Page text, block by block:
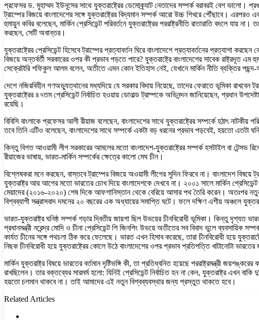
প্রফেসর ড. মুহাম্মদ ইউনূসের সাথে যুক্তরাষ্ট্রের ডেমোক্র্যাট নেতাদের সম্পর্ক বরাবরই বেশ ভালো।
ট্রাম্পের বিজয়ে বাংলাদেশের সঙ্গে যুক্তরাষ্ট্রের বিদ্যমান সম্পর্ক আরো উচ্চ শিখরে পৌঁছাবে। এরপরও
হুমায়ুন কবির বলেছেন, মার্কিন প্রেসিডেন্ট পরিবর্তনে যুক্তরাষ্ট্রের পররাষ্ট্রনীতি রাতারাতি বদলে যায়
করছেন, সেটি অবান্তর।
যুক্তরাষ্ট্রের প্রেসিডেন্ট হিসেবে ট্রাম্পের প্রত্যাবর্তন ঘিরে বাংলাদেশে প্রত্যাবর্তনের প্রত্যাশা
বিজয়ে অন্তর্বর্তী সরকারের ওপর কী প্রভাব পড়তে পারে? যুক্তরাষ্ট্রে বাংলাদেশের সাবেক রাষ্ট্রদূত
সেক্রেটারি শফিকুল আলম বলেন, অতীতে এমন কোন ইতিহাস নেই, যেখানে মার্কিন নীতি ব্যক্তির পছন্দ-
দেশে নজিরবিহীন গণঅভ্যুত্থানের মধ্যদিয়ে যে সরকার বিদায় নিয়েছে, তাদের ফেরাতে ভূমিকা রাখবেন
যুক্তরাষ্ট্রের ৪৭তম প্রেসিডেন্ট নির্বাচিত হওয়ায় ডোনাল্ড ট্রাম্পকে অভিনন্দন জানিয়েছেন,
রয়েছি।
বিবিসি বাংলাকে প্রফেসর আলী রীয়াজ বলেছেন, বাংলাদেশের সাথে যুক্তরাষ্ট্রের সম্পর্কে হঠাৎ
তবে তিনি এটিও বলেছেন, বাংলাদেশের সাথে সম্পর্কে একটা বড় ধরনের প্রভাব পড়বেই, হয়তো এতটা
কিন্তু বিগত আওয়ামী লীগ সরকারের আমলের মতো বাংলাদেশ-যুক্তরাষ্ট্রের সম্পর্ক হসটাইল বা টেন্সড
রীয়াজের ভাষায়, ভারত-মার্কিন সম্পর্কের ক্ষেত্রে কালো মেঘ চীন।
বিশ্লেষকরা মনে করছেন, বাস্তবে ট্রাম্পের বিজয়ে অওয়ামী লীগের সুদিন ফিরবে না। বাংলাদেশ
যুক্তরাষ্ট্র আর আগের মতো ভারতের চোখ দিয়ে বাংলাদেশকে দেখবে না। ২০০১ সালে মার্কিন
মেয়াদের (২০১৬-২০২০) শেষ দিকে আফগানিস্তান থেকে বেরিয়ে আসার পথ তৈরি করেন। অতঃপর নতুন
বিশ্বব্যাপী সন্ত্রাসবাদ দমনের ২০ বছরের এক অধ্যায়ের সমাপ্তি ঘটে। ফলে দক্ষিণ এশীয় অঞ্চলে
ভারত-যুক্তরাষ্ট্র ঘনিষ্ঠ সম্পর্ক গড়ার দ্বিতীয় জায়গা ছিল উভয়ের চীনবিরোধী ভূমিকা। কিন্তু
প্রধানমন্ত্রী নরেন্দ্র মোদি ও চীনা প্রেসিডেন্ট শি জিনপিং উভয়ে অতীতের সব বিবাদ ভুলে
কার্যত চীনের সঙ্গে পথচলা ঠিক করে ফেলেছে। ভারত এখন হিসাব করেছে, তারা চীনবিরোধী হয়ে
নিছক চীনবিরোধী হয়ে যুক্তরাষ্ট্রের কোলে উঠে বাংলাদেশের ওপর প্রভাব প্রতিপত্তি খাটানোটা
মার্কিন যুক্তরাষ্ট্র বিষয়ে ভারতের বর্তমান দৃষ্টিভঙ্গি কী, তা প্রতিধ্বনিত হয়েছে পররাষ্ট্রমন্ত্রী
রাখছিলেন। তার বক্তব্যের সারমর্ম হলো: যিনিই প্রেসিডেন্ট নির্বাচিত হন না কেন, যুক্তরাষ্ট্র এখন
হয়তো চলমান থাকবে না। তাই আমাদের এই নতুন বিশ্বব্যবস্থার জন্য প্রস্তুত থাকতে হবে।
Related Articles